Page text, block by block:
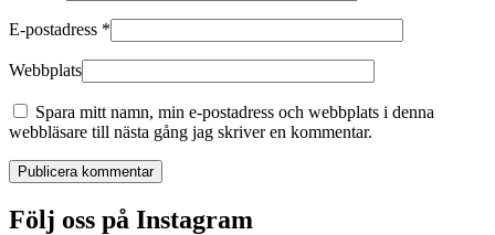
E-postadress *
Webbplats
Spara mitt namn, min e-postadress och webbplats i denna
webbläsare till nästa gång jag skriver en kommentar.
Publicera kommentar
Följ oss på Instagram